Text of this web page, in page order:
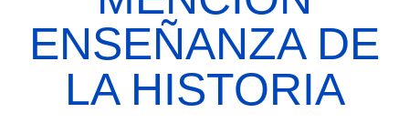
ENSEÑANZA DE
LA HISTORIA